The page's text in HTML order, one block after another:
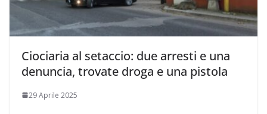
Ciociaria al setaccio: due arresti e una
denuncia, trovate droga e una pistola
29 Aprile 2025